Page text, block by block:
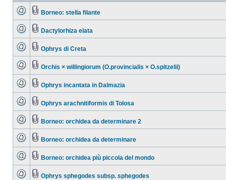
Borneo: stella filante
Dactylorhiza elata
Ophrys di Creta
Orchis × willingiorum (O.provincialis × O.spitzelii)
Ophrys incantata in Dalmazia
Ophrys arachnitiformis di Tolosa
Borneo: orchidea da determinare 2
Borneo: orchidea da determinare
Borneo: orchidea più piccola del mondo
Ophrys sphegodes subsp. sphegodes